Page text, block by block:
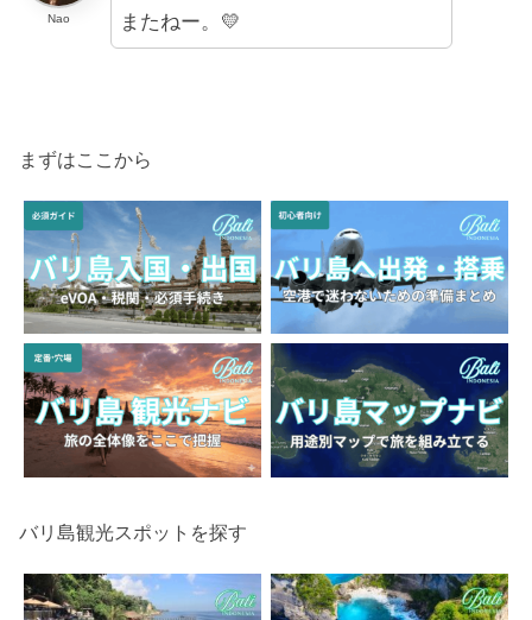
Nao
またねー。💛
まずはここから
バリ島観光スポットを探す